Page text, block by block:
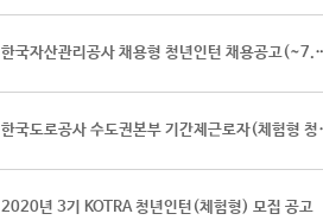
한국자산관리공사 채
한국도로공사
2020년 3기 KOTRA 청년인턴(체험형) 모집 공고